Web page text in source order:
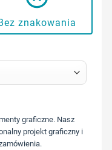
znakowania
573 568
graficzne. Nasz
projekt graficzny i